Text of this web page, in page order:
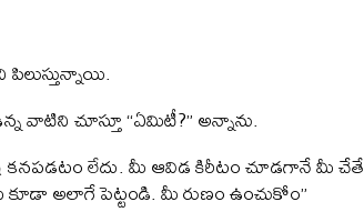
వాటిని చూస్తూ “ఏమిటీ?” అన్నాను.
కనపడటం లేదు. మీ ఆవిడ కిరీటం చూడగానే మీ చేతే
అలాగే పెట్టండి. మీ రుణం ఉంచుకోం”